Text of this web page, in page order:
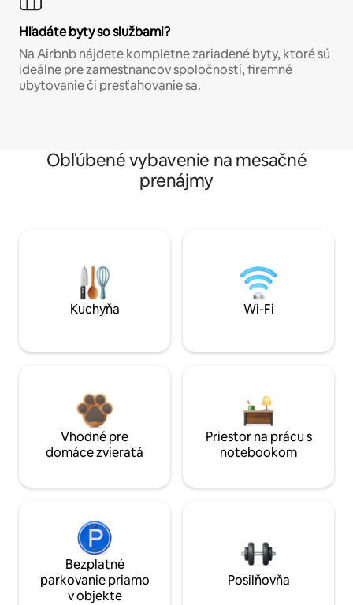
Hľadáte byty so službami?
Na Airbnb nájdete kompletne zariadené byty, ktoré sú
ideálne pre zamestnancov spoločností, firemné
ubytovanie či presťahovanie sa.
Obľúbené vybavenie na mesačné
prenájmy
Kuchyňa Wi-Fi
Vhodné pre
domáce zvieratá
Priestor na prácu s
notebookom
Bezplatné
parkovanie priamo
v objekte
Posilňovňa